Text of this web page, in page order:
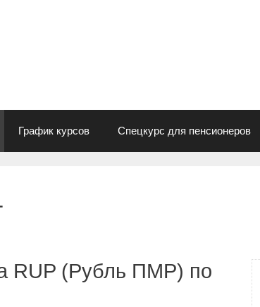
График курсов Спецкурс для пенсионеров
RUP (Рубль ПМР) по